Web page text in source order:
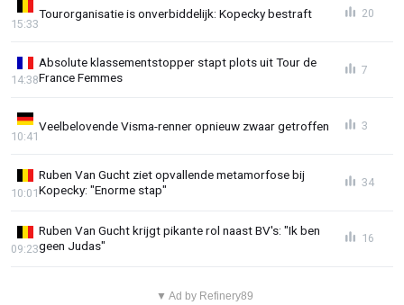
Tourorganisatie is onverbiddelijk: Kopecky bestraft
15:33
20
Absolute klassementstopper stapt plots uit Tour de
France Femmes
14:38
7
Veelbelovende Visma-renner opnieuw zwaar getroffen
10:41
3
Ruben Van Gucht ziet opvallende metamorfose bij
Kopecky: "Enorme stap"
10:01
34
Ruben Van Gucht krijgt pikante rol naast BV's: "Ik ben
geen Judas"
09:23
16
▼ Ad by Refinery89